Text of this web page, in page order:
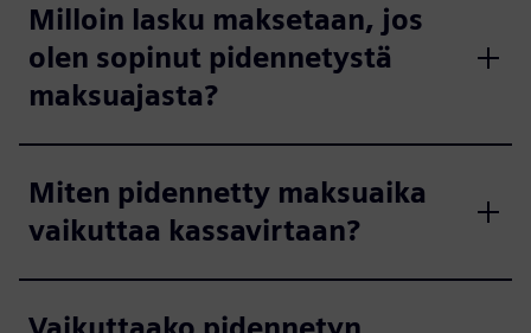
Milloin lasku maksetaan, jos
olen sopinut pidennetystä
maksuajasta?
Miten pidennetty maksuaika
vaikuttaa kassavirtaan?